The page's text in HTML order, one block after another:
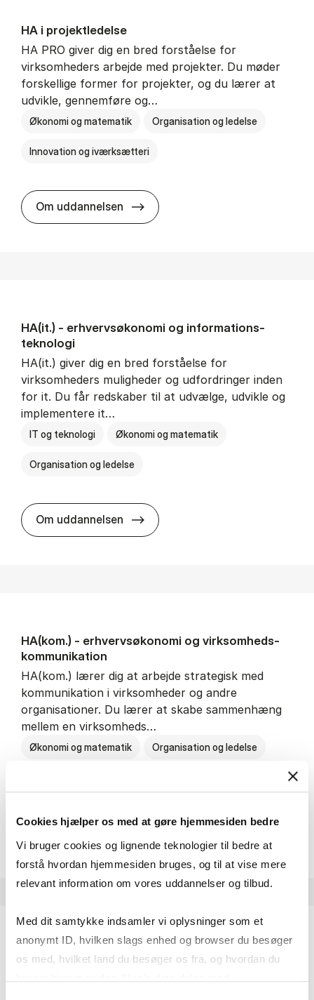
Cookies hjælper os med at gøre hjemmesiden bedre
Vi bruger cookies og lignende teknologier til bedre at
forstå hvordan hjemmesiden bruges, og til at vise mere
relevant information om vores uddannelser og tilbud.
Med dit samtykke indsamler vi oplysninger som et
anonymt ID, hvilken slags enhed og browser du besøger
os med, hvilket land du besøger os fra, og hvordan du
HA i pro­jekt­le­del­se
HA PRO giver dig en bred forståelse for
virksomheders arbejde med projekter. Du møder
forskellige former for projekter, og du lærer at
udvikle, gennemføre og…
Økonomi og matematik Organisation og ledelse
Innovation og iværksætteri
Om uddannelsen HA i pro­jekt­le­del­se
HA(it.) - erhvervs­økonomi og informations­
teknologi
HA(it.) giver dig en bred forståelse for
virksomheders muligheder og udfordringer inden
for it. Du får redskaber til at udvælge, udvikle og
implementere it…
IT og teknologi Økonomi og matematik
Organisation og ledelse
Om uddannelsen HA(it.) - erhvervs­økonomi og
HA(kom.) - erhvervs­økonomi og virksomheds­
kommunikation
HA(kom.) lærer dig at arbejde strategisk med
kommunikation i virksomheder og andre
organisationer. Du lærer at skabe sammenhæng
mellem en virksomheds…
Økonomi og matematik Organisation og ledelse
HA(kom.) - erhvervs­økonomi
HA(psyk.) - erhvervs­økonomi og psy­ko­lo­gi